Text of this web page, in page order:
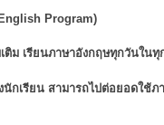
Program)
ติม เรียนภาษาอังกฤษทุกวันใน
กเรียน สามารถไปต่อยอดใช้ภ